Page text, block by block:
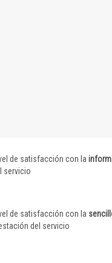
de satisfacción con la
servicio
de satisfacción con la
del servicio